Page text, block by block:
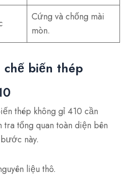
Cứng và chống mài
mòn.
chế biến thép
thép không gỉ 410 cần
tổng quan toàn diện bên
này.
liệu thô.